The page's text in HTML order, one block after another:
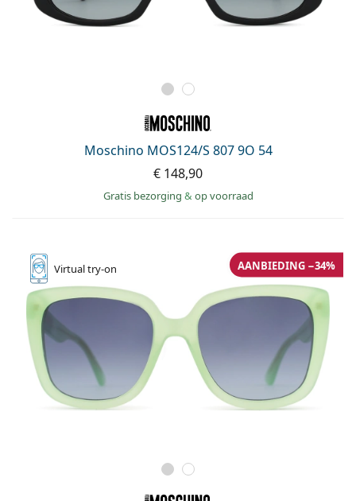
Moschino MOS124/S 807 9O 54
€ 148,90
Gratis bezorging & op voorraad
Virtualtry-on AANBIEDING −34%